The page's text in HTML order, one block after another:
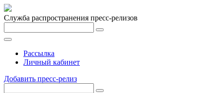
Служба распространения пресс-релизов
Рассылка
Личный кабинет
Добавить пресс-релиз